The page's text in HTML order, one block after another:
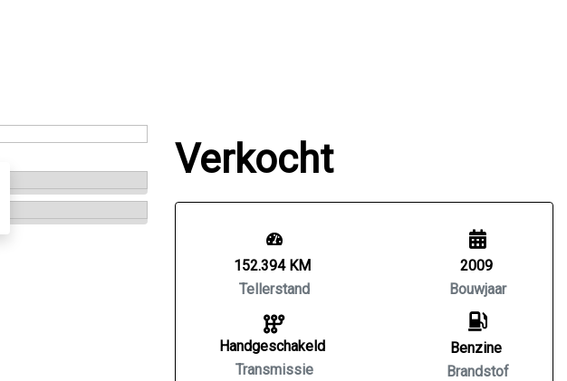
Verkocht
152.394 KM
Tellerstand
Handgeschakeld
Transmissie
2009
Bouwjaar
Benzine
Brandstof